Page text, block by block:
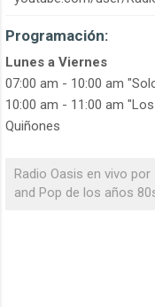
Programación:
Lunes a Viernes
07:00 am - 10:00 am
10:00 am - 11:00 am
Quiñones
Radio Oasis en vivo
and Pop de los años